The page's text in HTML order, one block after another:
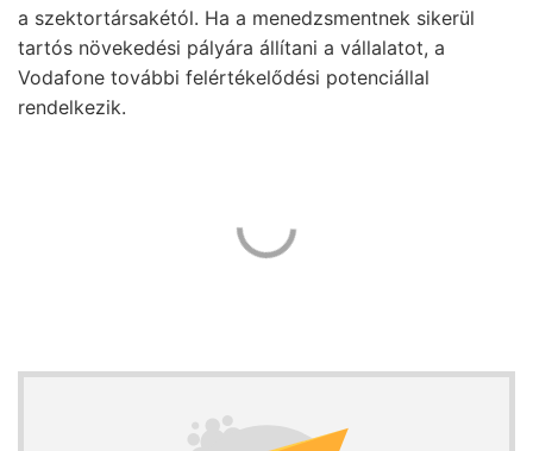
a szektortársakétól. Ha a menedzsmentnek sikerül
tartós növekedési pályára állítani a vállalatot, a
Vodafone további felértékelődési potenciállal
rendelkezik.